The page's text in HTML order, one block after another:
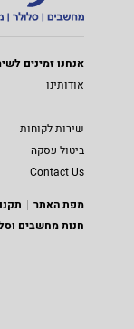
אנחנו זמינים
אודותינו
שירות לקוחות
ביטול עסקה
Contact Us
מפת האתר
חנות מחשבים